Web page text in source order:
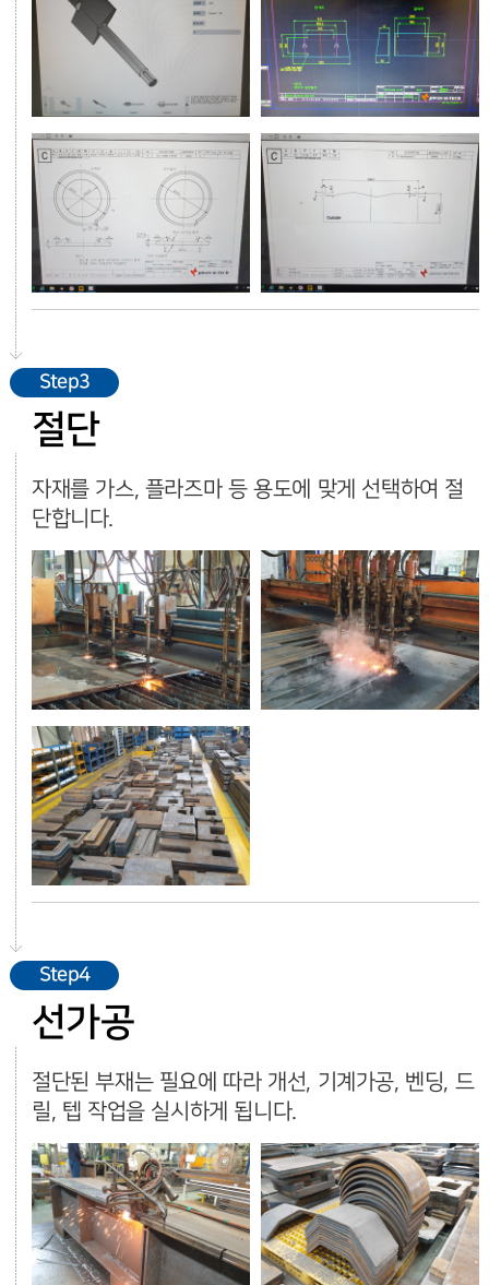
Step3
절단
자재를 가스, 플라즈마 등 용도에 맞게 선택하여 절
단합니다.
Step4
선가공
절단된 부재는 필요에 따라 개선, 기계가공, 벤딩, 드
릴, 텝 작업을 실시하게 됩니다.